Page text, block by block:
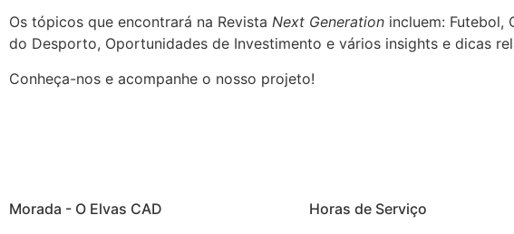
Os tópicos que encontrará na Revista Next Generation incluem: Futebol,
do Desporto, Oportunidades de Investimento e vários insights e dicas
Conheça-nos e acompanhe o nosso projeto!
Morada - O Elvas CAD
Horas de Serviço